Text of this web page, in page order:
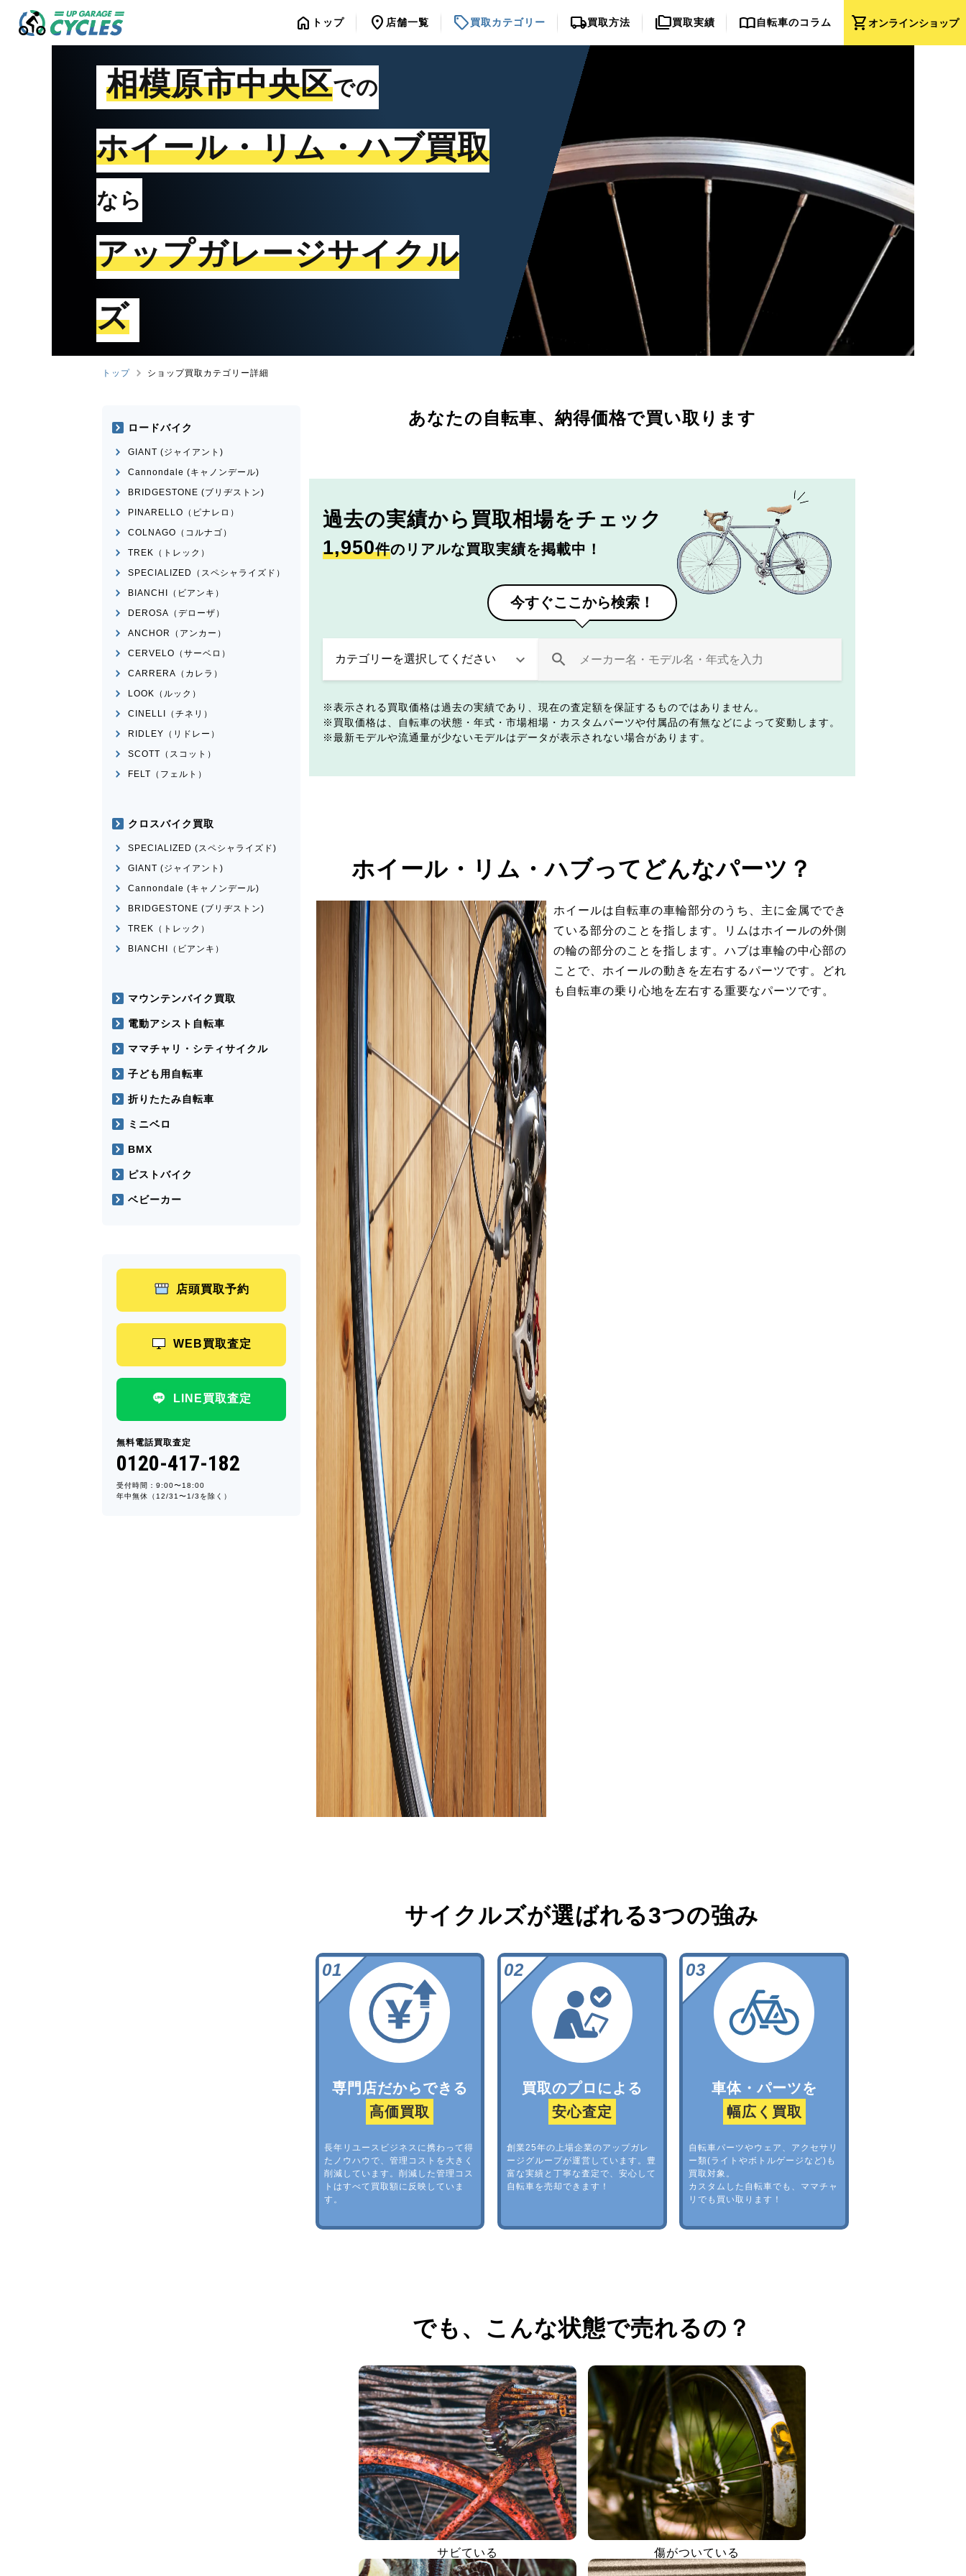
shopping_cartオンラインショップ
home トップ location_on 店舗一覧 sell買取カテゴリー local_shipping買取方法 folder_copy買取実績 import_contacts自転車のコラム
相模原市中央区での
ホイール・リム・ハブ買取
なら
アップガレージサイクル
ズ
トップ ショップ買取カテゴリー詳細
あなたの自転車、 納得価格で買い取ります
過去の実績から 買取相場をチェック
1,950件のリアルな買取実績を掲載中！
今すぐここから検索！
表示される買取価格は過去の実績であり、現在の査定額を保証するものではありません。
買取価格は、自転車の状態・年式・市場相場・カスタムパーツや付属品の有無などによって変動します。
最新モデルや流通量が少ないモデルはデータが表示されない場合があります。
ホイール・リム・ハブってどんなパーツ？
ホイールは自転車の車輪部分のうち、主に金属ででき
ている部分のことを指します。リムはホイールの外側
の輪の部分のことを指します。ハブは車輪の中心部の
ことで、ホイールの動きを左右するパーツです。どれ
も自転車の乗り心地を左右する重要なパーツです。
サイクルズが選ばれる3つの強み
専門店だからできる
高価買取
長年リユースビジネスに携わって得
たノウハウで、管理コストを大きく
削減しています。削減した管理コス
トはすべて買取額に反映していま
す。
買取のプロによる
安心査定
創業25年の上場企業のアップガレ
ージグループが運営しています。豊
富な実績と丁寧な査定で、安心して
自転車を売却できます！
車体・パーツを
幅広く買取
自転車パーツやウェア、アクセサリ
ー類(ライトやボトルゲージなど)も
買取対象。
カスタムした自転車でも、ママチャ
リでも買い取ります！
でも、 こんな状態で売れるの？
サビている 傷がついている
ロードバイク
GIANT (ジャイアント)
Cannondale (キャノンデール)
BRIDGESTONE (ブリヂストン)
PINARELLO（ピナレロ）
COLNAGO（コルナゴ）
TREK（トレック）
SPECIALIZED（スペシャライズド）
BIANCHI（ビアンキ）
DEROSA（デローザ）
ANCHOR（アンカー）
CERVELO（サーベロ）
CARRERA（カレラ）
LOOK（ルック）
CINELLI（チネリ）
RIDLEY（リドレー）
SCOTT（スコット）
FELT（フェルト）
クロスバイク買取
SPECIALIZED (スペシャライズド)
GIANT (ジャイアント)
Cannondale (キャノンデール)
BRIDGESTONE (ブリヂストン)
TREK（トレック）
BIANCHI（ビアンキ）
マウンテンバイク買取
電動アシスト自転車
ママチャリ・シティサイクル
子ども用自転車
折りたたみ自転車
ミニベロ
BMX
ピストバイク
ベビーカー
店頭買取予約
WEB買取査定
LINE買取査定
無料電話買取査定
0120-417-182
受付時間：9:00〜18:00
年中無休（12/31〜1/3を除く）